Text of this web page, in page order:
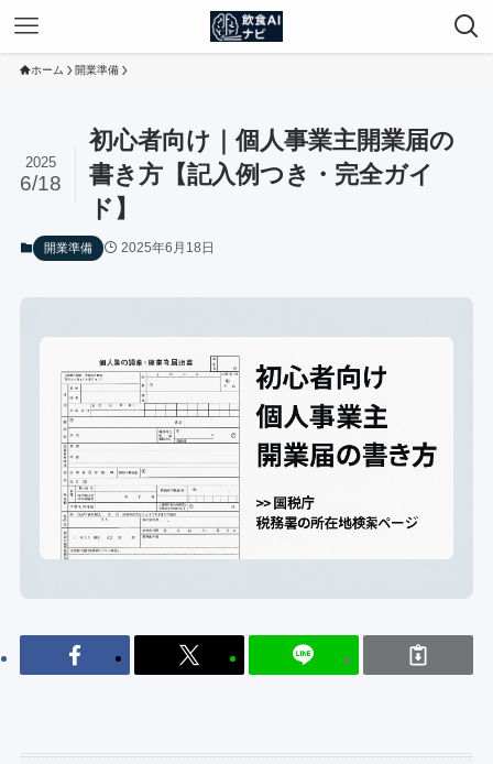
ホーム 開業準備
初心者向け｜個人事業主開業届の
書き方【記入例つき・完全ガイ
ド】
2025
6/18
開業準備 2025年6月18日